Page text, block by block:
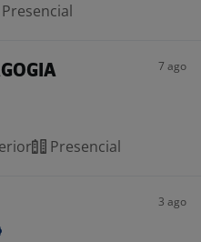
Presencial
7 ago
Presencial
3 ago